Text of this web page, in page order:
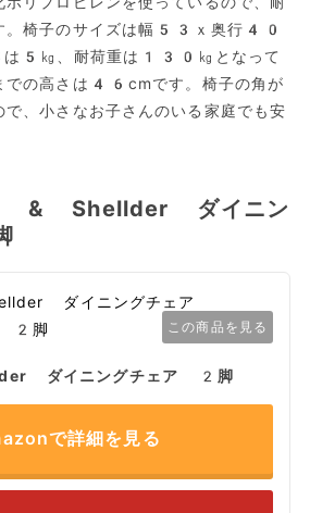
。椅子のサイズは幅53ｘ奥行40
は5㎏、耐荷重は130㎏となって
での高さは46cmです。椅子の角が
で、小さなお子さんのいる家庭でも安
& Shellder ダイニン
この商品を見る
ダイニングチェア 2脚
で詳細を見る